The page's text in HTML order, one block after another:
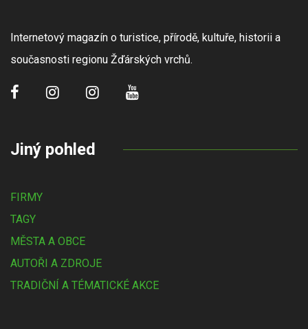
Internetový magazín o turistice, přírodě, kultuře, historii a
současnosti regionu Žďárských vrchů.
Jiný pohled
FIRMY
TAGY
MĚSTA A OBCE
AUTOŘI A ZDROJE
TRADIČNÍ A TÉMATICKÉ AKCE